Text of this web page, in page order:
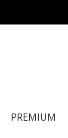
PREMIUM